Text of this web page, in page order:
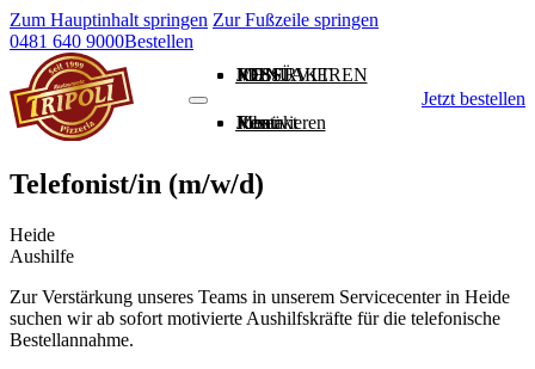
Zum Hauptinhalt springen Zur Fußzeile springen
0481 640 9000Bestellen
MENÜ
RESERVIEREN
JOBS
KONTAKT
Menü
Reservieren
Jobs
Kontakt
Jetzt bestellen
Telefonist/in (m/w/d)
Heide
Aushilfe
Zur Verstärkung unseres Teams in unserem Servicecenter in Heide
suchen wir ab sofort motivierte Aushilfskräfte für die telefonische
Bestellannahme.